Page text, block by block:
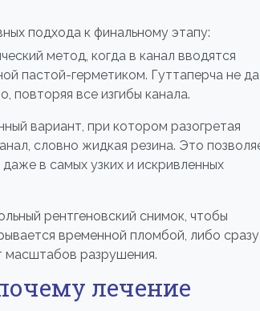
подхода к финальному этапу:
метод, когда в канал вводятся
пастой-герметиком. Гуттаперча не
повторяя все изгибы канала.
вариант, при котором разогретая
словно жидкая резина. Это
в самых узких и искривленных
рентгеновский снимок, чтобы
временной пломбой, либо сразу
масштабов разрушения.
лечение